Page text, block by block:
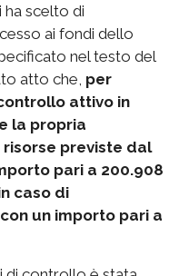
ha scelto di
ai fondi dello
nel testo del
atto che, per
attivo in
la propria
previste dal
pari a 200.908
caso di
un importo pari a